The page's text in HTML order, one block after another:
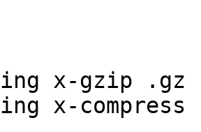
x-gzip .gz
x-compress